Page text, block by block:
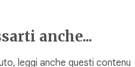
anche...
leggi anche questi